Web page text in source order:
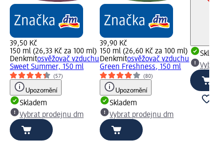
39,50 Kč
150 ml (26,33 Kč za 100 ml)
Denkmitosvěžovač vzduchu
Sweet Summer, 150 ml
(57)
Upozornění
Skladem
Vybrat prodejnu dm
39,90 Kč
150 ml (26,60 Kč za 100 ml)
Denkmitosvěžovač vzduchu
Green Freshness, 150 ml
(80)
Upozornění
Skladem
Vybrat prodejnu dm